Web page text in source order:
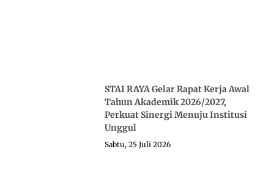
STAI RAYA Gelar Rapat Kerja Awal
Tahun Akademik 2026/2027,
Perkuat Sinergi Menuju Institusi
Unggul
Sabtu, 25 Juli 2026